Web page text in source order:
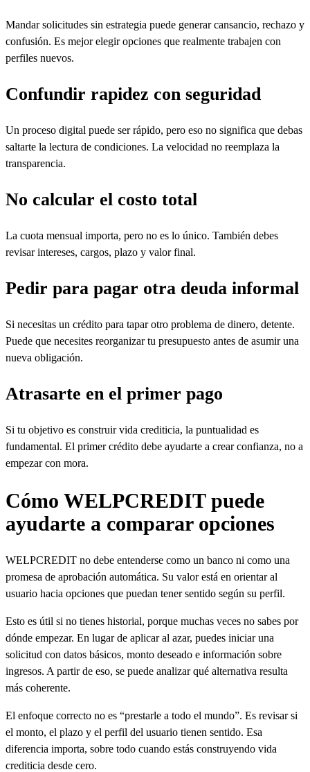
Mandar solicitudes sin estrategia puede generar cansancio, rechazo y
confusión. Es mejor elegir opciones que realmente trabajen con
perfiles nuevos.
Confundir rapidez con seguridad
Un proceso digital puede ser rápido, pero eso no significa que debas
saltarte la lectura de condiciones. La velocidad no reemplaza la
transparencia.
No calcular el costo total
La cuota mensual importa, pero no es lo único. También debes
revisar intereses, cargos, plazo y valor final.
Pedir para pagar otra deuda informal
Si necesitas un crédito para tapar otro problema de dinero, detente.
Puede que necesites reorganizar tu presupuesto antes de asumir una
nueva obligación.
Atrasarte en el primer pago
Si tu objetivo es construir vida crediticia, la puntualidad es
fundamental. El primer crédito debe ayudarte a crear confianza, no a
empezar con mora.
Cómo WELPCREDIT puede
ayudarte a comparar opciones
WELPCREDIT no debe entenderse como un banco ni como una
promesa de aprobación automática. Su valor está en orientar al
usuario hacia opciones que puedan tener sentido según su perfil.
Esto es útil si no tienes historial, porque muchas veces no sabes por
dónde empezar. En lugar de aplicar al azar, puedes iniciar una
solicitud con datos básicos, monto deseado e información sobre
ingresos. A partir de eso, se puede analizar qué alternativa resulta
más coherente.
El enfoque correcto no es “prestarle a todo el mundo”. Es revisar si
el monto, el plazo y el perfil del usuario tienen sentido. Esa
diferencia importa, sobre todo cuando estás construyendo vida
crediticia desde cero.